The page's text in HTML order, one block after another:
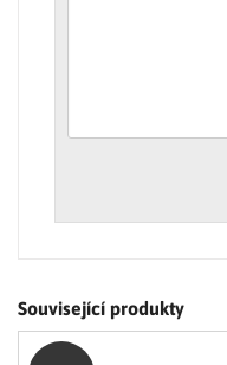
Související produkty